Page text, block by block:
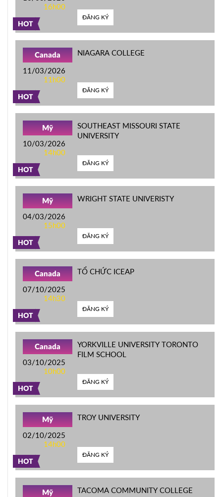
HOT
16h00
ĐĂNG KÝ
HOT
Canada
11/03/2026
11h00
NIAGARA COLLEGE
ĐĂNG KÝ
HOT
Mỹ
10/03/2026
14h00
SOUTHEAST MISSOURI STATE
UNIVERSITY
ĐĂNG KÝ
HOT
Mỹ
04/03/2026
15h00
WRIGHT STATE UNIVERISTY
ĐĂNG KÝ
HOT
Canada
07/10/2025
14h30
TỔ CHỨC ICEAP
ĐĂNG KÝ
HOT
Canada
03/10/2025
10h00
YORKVILLE UNIVERSITY TORONTO
FILM SCHOOL
ĐĂNG KÝ
HOT
Mỹ
02/10/2025
14h00
TROY UNIVERSITY
ĐĂNG KÝ
Mỹ TACOMA COMMUNITY COLLEGE